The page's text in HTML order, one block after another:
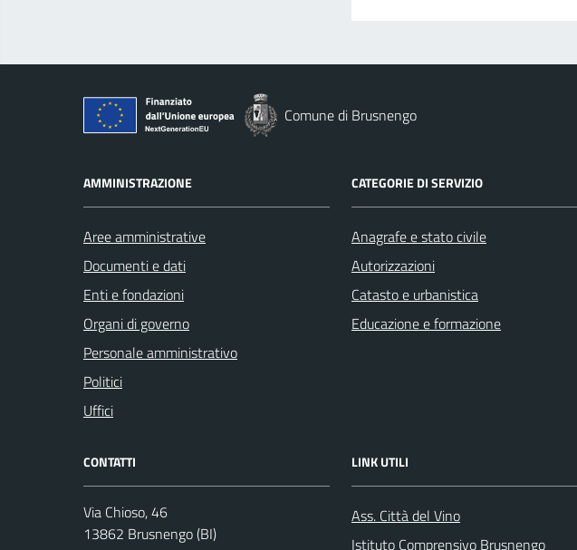
Comune di Brusnengo
AMMINISTRAZIONE
Aree amministrative
Documenti e dati
Enti e fondazioni
Organi di governo
Personale amministrativo
Politici
Uffici
CATEGORIE DI SERVIZIO
Anagrafe e stato civile
Autorizzazioni
Catasto e urbanistica
Educazione e formazione
CONTATTI
Via Chioso, 46
13862 Brusnengo (BI)
LINK UTILI
Ass. Città del Vino
Istituto Comprensivo Brusnengo